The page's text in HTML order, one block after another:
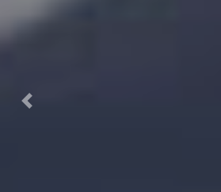
Previous